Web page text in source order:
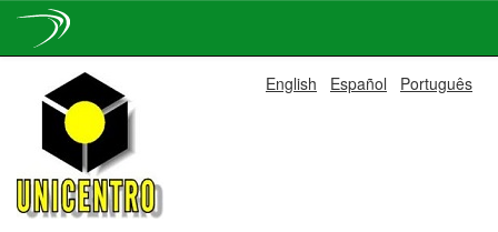
navigation
English Español Português